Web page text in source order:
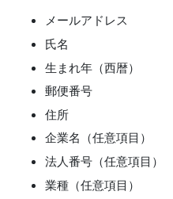
メールアドレス
氏名
生まれ年（西暦）
郵便番号
住所
企業名（任意項目）
法人番号（任意項目）
業種（任意項目）